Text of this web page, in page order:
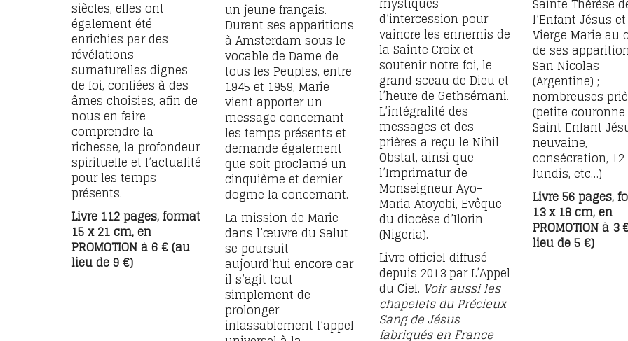
siècles, elles ont
également été
enrichies par des
révélations
surnaturelles dignes
de foi, confiées à des
âmes choisies, afin de
nous en faire
comprendre la
richesse, la profondeur
spirituelle et l’actualité
pour les temps
présents.
Livre 112 pages, format
15 x 21 cm, en
PROMOTION à 6 € (au
lieu de 9 €)
un jeune français.
Durant ses apparitions
à Amsterdam sous le
vocable de Dame de
tous les Peuples, entre
1945 et 1959, Marie
vient apporter un
message concernant
les temps présents et
demande également
que soit proclamé un
cinquième et dernier
dogme la concernant.
La mission de Marie
dans l’œuvre du Salut
se poursuit
aujourd’hui encore car
il s’agit tout
simplement de
prolonger
inlassablement l’appel
d’intercession pour
vaincre les ennemis de
la Sainte Croix et
soutenir notre foi, le
grand sceau de Dieu et
l’heure de Gethsémani.
L’intégralité des
messages et des
prières a reçu le Nihil
Obstat, ainsi que
l’Imprimatur de
Monseigneur Ayo-
Maria Atoyebi, Evêque
du diocèse d’Ilorin
(Nigeria).
Livre officiel diffusé
depuis 2013 par L’Appel
du Ciel. Voir aussi les
chapelets du Précieux
Sang de Jésus
fabriqués en France
Sainte Thérèse
l’Enfant Jésus
Vierge Marie au
de ses
San Nicolas
(Argentine) ;
nombreuses
(petite
Saint Enfant
neuvaine,
consécration, 12
lundis, etc…)
Livre 56 pages,
13 x 18 cm, en
PROMOTION à 3
lieu de 5 €)